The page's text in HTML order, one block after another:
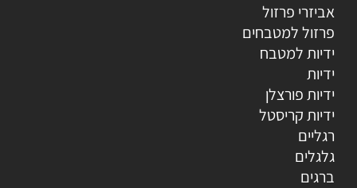
אביזרי פרזול
פרזול למטבחים
ידיות למטבח
ידיות
ידיות פורצלן
ידיות קריסטל
רגליים
גלגלים
ברגים